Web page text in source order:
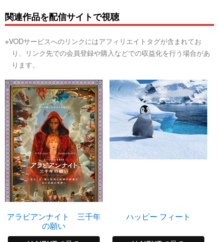
関連作品を配信サイトで視聴
※VODサービスへのリンクにはアフィリエイトタグが含まれてお
り、リンク先での会員登録や購入などでの収益化を行う場合があ
ります。
アラビアンナイト 三千年
の願い
ハッピー フィート